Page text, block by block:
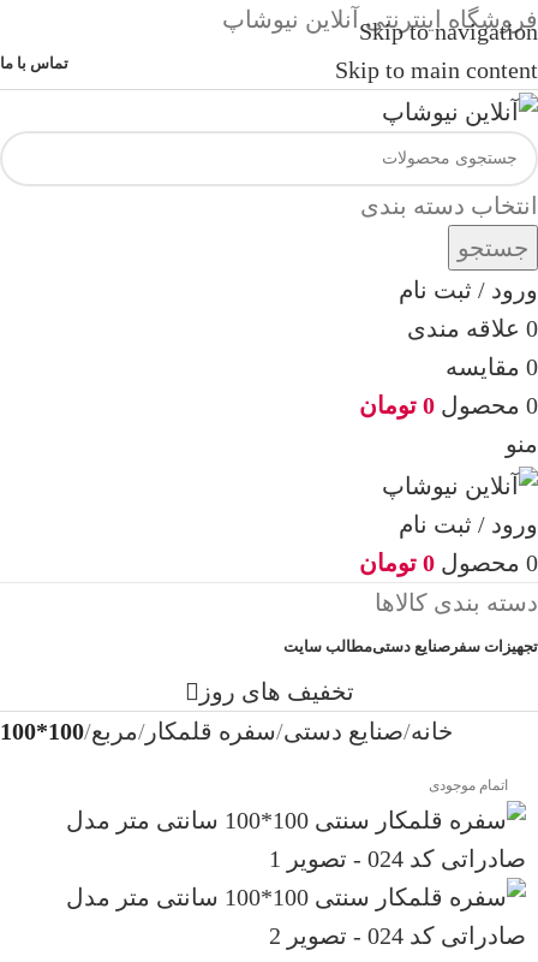
Skip to navigation
Skip to main content
فروشگاه اینترنتی آنلاین نیوشاپ
تماس با ما
انتخاب دسته بندی
جستجو
ورود / ثبت نام
0 علاقه مندی
0 مقایسه
0 محصول 0 تومان
منو
ورود / ثبت نام
0 محصول 0 تومان
دسته بندی کالاها
تجهیزات سفر صنایع دستیمطالب سایت
تخفیف های روز
خانه صنایع دستی سفره قلمکار مربع 100*100
اتمام موجودی